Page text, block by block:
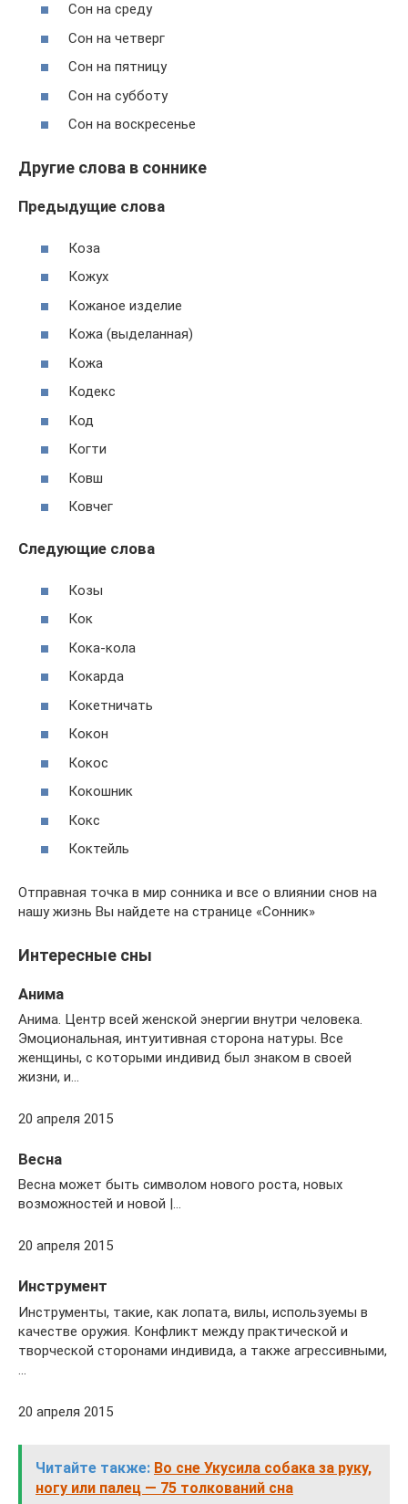
Сон на среду
Сон на четверг
Сон на пятницу
Сон на субботу
Сон на воскресенье
Другие слова в соннике
Предыдущие слова
Коза
Кожух
Кожаное изделие
Кожа (выделанная)
Кожа
Кодекс
Код
Когти
Ковш
Ковчег
Следующие слова
Козы
Кок
Кока-кола
Кокарда
Кокетничать
Кокон
Кокос
Кокошник
Кокс
Коктейль
Отправная точка в мир сонника и все о влиянии снов на
нашу жизнь Вы найдете на странице «Сонник»
Интересные сны
Анима
Анима. Центр всей женской энергии внутри человека.
Эмоциональная, интуитивная сторона натуры. Все
женщины, с которыми индивид был знаком в своей
жизни, и…
20 апреля 2015
Весна
Весна может быть символом нового роста, новых
возможностей и новой |…
20 апреля 2015
Инструмент
Инструменты, такие, как лопата, вилы, используемы в
качестве оружия. Конфликт между практической и
творческой сторонами индивида, а также агрессивными,
20 апреля 2015
Читайте также: Во сне Укусила собака за руку,
ногу или палец — 75 толкований сна